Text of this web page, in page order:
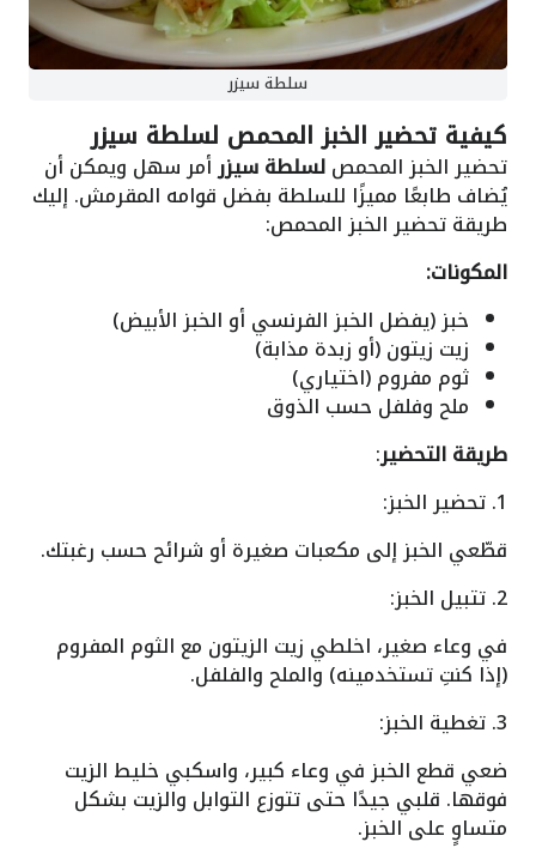
سلطة سيزر
كيفية تحضير الخبز المحمص لسلطة سيزر
تحضير الخبز المحمصلسلطة سيزرأمر سهل ويمكن أن
يُضاف طابعًا مميزًا للسلطة بفضل قوامه المقرمش. إليك
طريقة تحضير الخبز المحمص:
المكونات:
خبز (يفضل الخبز الفرنسي أو الخبز الأبيض)
زيت زيتون (أو زبدة مذابة)
ثوم مفروم (اختياري)
ملح وفلفل حسب الذوق
طريقة التحضير:
1. تحضير الخبز:
قطّعي الخبز إلى مكعبات صغيرة أو شرائح حسب رغبتك.
2. تتبيل الخبز:
في وعاء صغير، اخلطي زيت الزيتون مع الثوم المفروم
(إذا كنتِ تستخدمينه) والملح والفلفل.
3. تغطية الخبز:
ضعي قطع الخبز في وعاء كبير، واسكبي خليط الزيت
فوقها. قلبي جيدًا حتى تتوزع التوابل والزيت بشكل
متساوٍ على الخبز.